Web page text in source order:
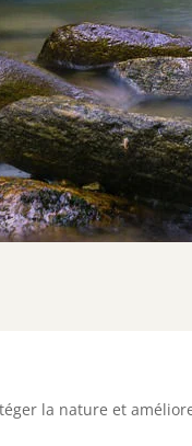
la nature et